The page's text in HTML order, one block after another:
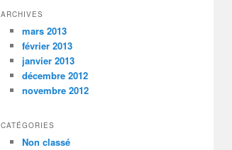
ARCHIVES
mars 2013
février 2013
janvier 2013
décembre 2012
novembre 2012
CATÉGORIES
Non classé